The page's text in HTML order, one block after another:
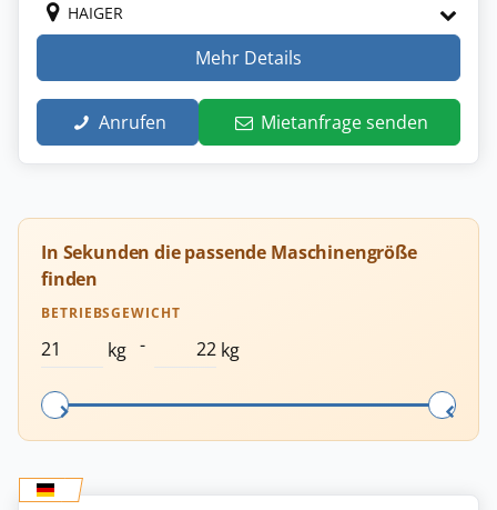
HAIGER
Mehr Details
Anrufen Mietanfrage senden
In Sekunden die passende Maschinengröße
finden
BETRIEBSGEWICHT
kg - kg